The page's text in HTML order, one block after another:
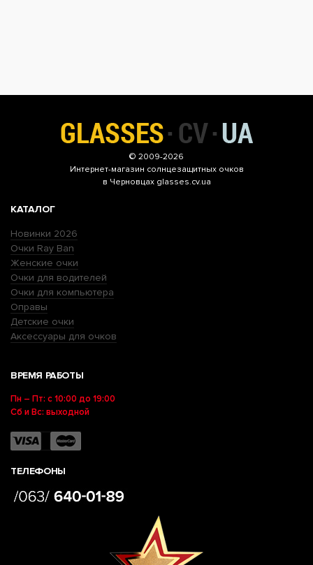
© 2009-2026
Интернет-магазин солнцезащитных очков
в Черновцах glasses.cv.ua
КАТАЛОГ
Новинки 2026
Очки Ray Ban
Женские очки
Очки для водителей
Очки для компьютера
Оправы
Детские очки
Аксессуары для очков
ВРЕМЯ РАБОТЫ
Пн – Пт: с 10:00 до 19:00
Сб и Вс: выходной
ТЕЛЕФОНЫ